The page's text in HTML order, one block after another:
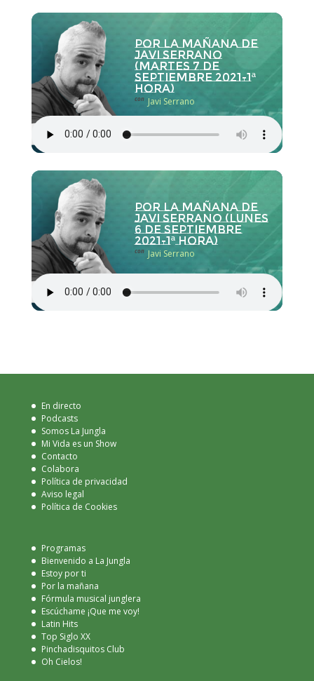
Por la Mañana de
Javi Serrano
(martes 7 de
septiembre 2021-1ª
hora)
con Javi Serrano
Por la Mañana de
Javi Serrano (lunes
6 de septiembre
2021-1ª hora)
con Javi Serrano
En directo
Podcasts
Somos La Jungla
Mi Vida es un Show
Contacto
Colabora
Política de privacidad
Aviso legal
Política de Cookies
Programas
Bienvenido a La Jungla
Estoy por ti
Por la mañana
Fórmula musical junglera
Escúchame ¡Que me voy!
Latin Hits
Top Siglo XX
Pinchadisquitos Club
Oh Cielos!